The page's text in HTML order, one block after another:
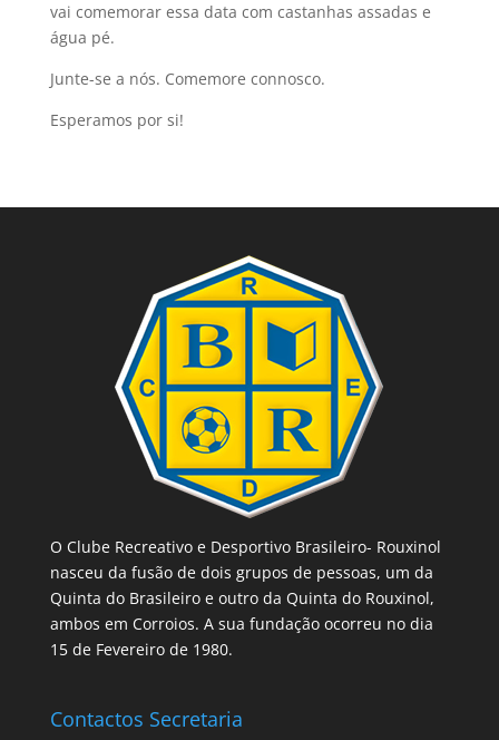
vai comemorar essa data com castanhas assadas e
água pé.
Junte-se a nós. Comemore connosco.
Esperamos por si!
O Clube Recreativo e Desportivo Brasileiro- Rouxinol
nasceu da fusão de dois grupos de pessoas, um da
Quinta do Brasileiro e outro da Quinta do Rouxinol,
ambos em Corroios. A sua fundação ocorreu no dia
15 de Fevereiro de 1980.
Contactos Secretaria